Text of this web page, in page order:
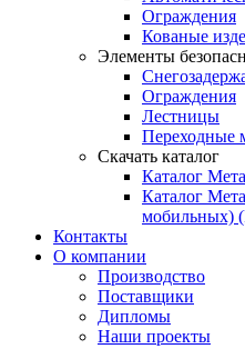
Ограждения
Кованые
Элементы
Ограждения
Лестницы
Переходные
Скачать каталог
Каталог
Каталог
мобильных)
Контакты
О компании
Производство
Поставщики
Дипломы
Наши проекты